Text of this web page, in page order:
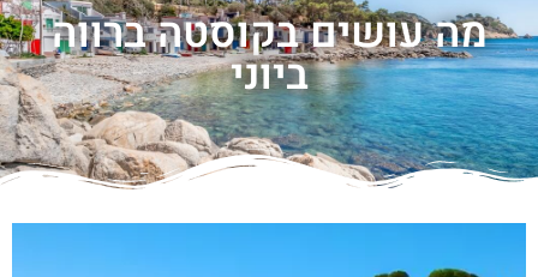
מה עושים בקוסטה ברווה
ביוני